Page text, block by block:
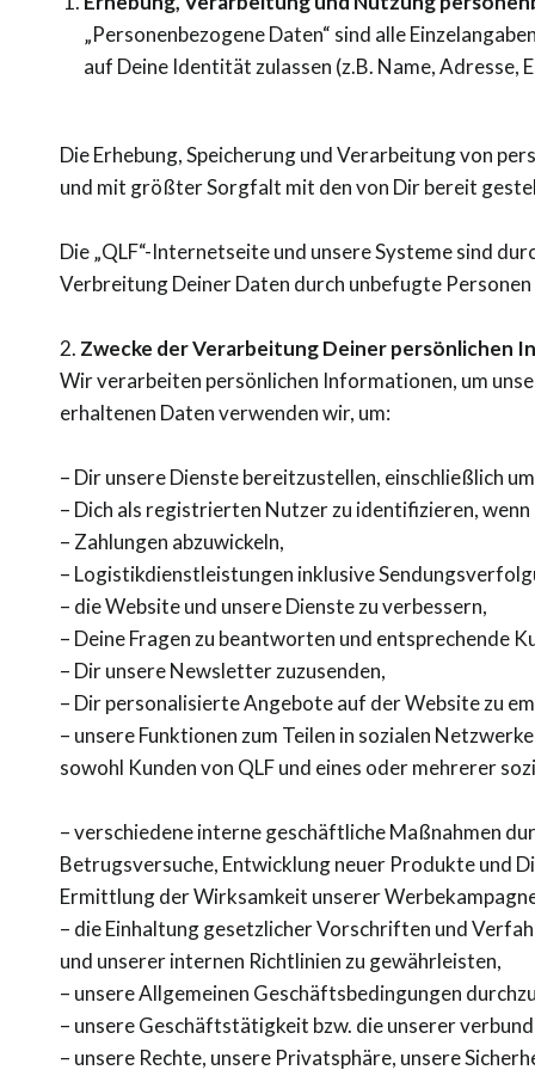
„Personenbezogene Daten“ sind alle
auf Deine Identität zulassen (z.B. Name, Adresse,
Die Erhebung, Speicherung und Verarbeitung von
und mit größter Sorgfalt mit den von Dir bereit
Die „QLF“-Internetseite und unsere Systeme sind
Verbreitung Deiner Daten durch unbefugte
2. Zwecke der Verarbeitung Deiner persönlichen
Wir verarbeiten persönlichen Informationen, um
erhaltenen Daten verwenden wir, um:
– Dir unsere Dienste bereitzustellen, einschließlich
– Dich als registrierten Nutzer zu identifizieren,
– Zahlungen abzuwickeln,
– Logistikdienstleistungen inklusive
– die Website und unsere Dienste zu verbessern,
– Deine Fragen zu beantworten und entsprechende
– Dir unsere Newsletter zuzusenden,
– Dir personalisierte Angebote auf der Website zu
– unsere Funktionen zum Teilen in sozialen
sowohl Kunden von QLF und eines oder mehrerer
– verschiedene interne geschäftliche Maßnahmen
Betrugsversuche, Entwicklung neuer Produkte und
Ermittlung der Wirksamkeit unserer
– die Einhaltung gesetzlicher Vorschriften und
und unserer internen Richtlinien zu gewährleisten,
– unsere Allgemeinen Geschäftsbedingungen
– unsere Geschäftstätigkeit bzw. die unserer
– unsere Rechte, unsere Privatsphäre, unsere